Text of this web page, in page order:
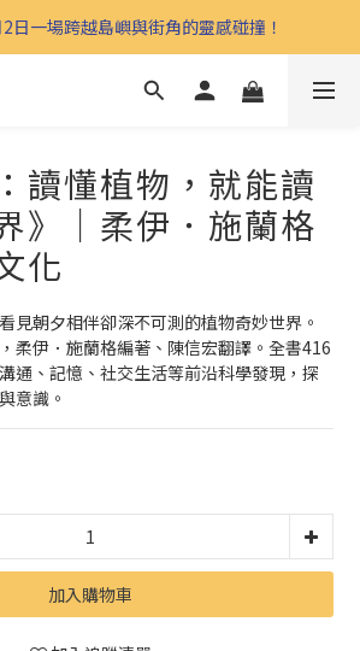
日一場跨越島嶼與街角的靈感碰撞！
讀懂植物，就能讀
》｜柔伊．施蘭格
化
見朝夕相伴卻深不可測的植物奇妙世界。
柔伊．施蘭格編著、陳信宏翻譯。全書416
通、記憶、社交生活等前沿科學發現，探
意識。
加入購物車